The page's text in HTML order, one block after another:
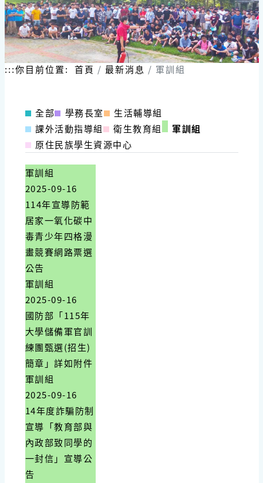
:::你目前位置: 首頁 最新消息 軍訓組
全部 學務長室
生活輔導組
課外活動指導組
衛生教育組
軍訓組
原住民族學生資源中心
軍訓組
2025-09-16
114年宣導防範
居家一氧化碳中
毒青少年四格漫
畫競賽網路票選
公告
軍訓組
2025-09-16
國防部「115年
大學儲備軍官訓
練團甄選(招生)
簡章」詳如附件
軍訓組
2025-09-16
14年度詐騙防制
宣導「教育部與
內政部致同學的
一封信」宣導公
告